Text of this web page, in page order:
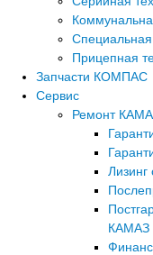
Специальная
Прицепная
Запчасти КОМПАС
Сервис
Ремонт
Лизинг
КАМАЗ